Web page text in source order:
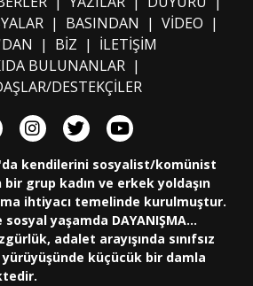
| BASINDAN | VİDEO |
| BİZ | İLETİŞİM
BULUNANLAR |
DESTEKÇİLER
kendilerini sosyalist/komünist
grup kadın ve erkek yoldaşın
ihtiyacı temelinde kurulmuştur.
yaşamda DAYANIŞMA...
adalet arayışında sınıfsız
küçücük bir damla